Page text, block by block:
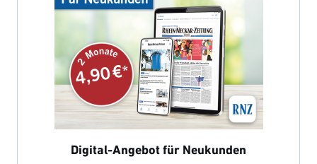
Digital-Angebot für Neukunden